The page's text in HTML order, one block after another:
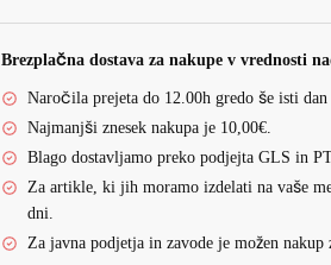
Brezplačna dostava za nakupe v vrednosti
Naročila prejeta do 12.00h gredo še isti dan
Najmanjši znesek nakupa je 10,00€.
Blago dostavljamo preko podjejta GLS in
Za artikle, ki jih moramo izdelati na vaše
dni.
Za javna podjetja in zavode je možen nakup